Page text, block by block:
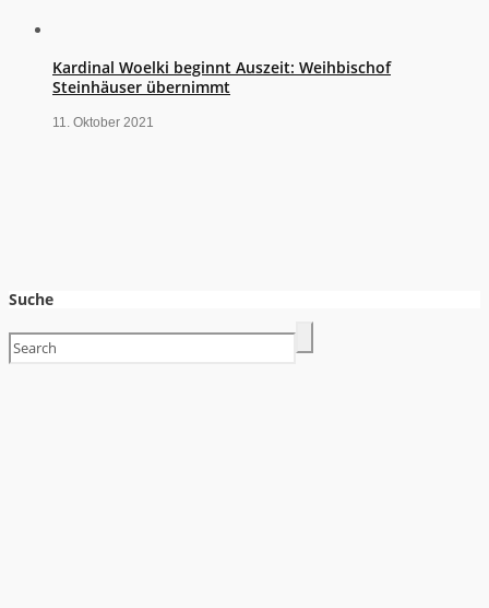
Kardinal Woelki beginnt Auszeit: Weihbischof
Steinhäuser übernimmt
11. Oktober 2021
Suche